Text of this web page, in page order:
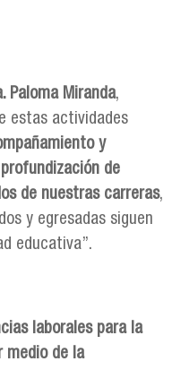
Paloma Miranda,
estas actividades
y
de
de nuestras carreras,
y egresadas siguen
educativa”.
laborales para la
medio de la